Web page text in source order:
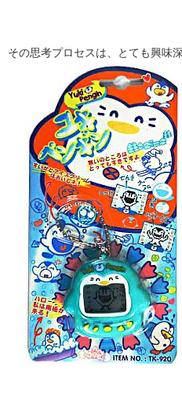
その思考プロセスは、とても興味深